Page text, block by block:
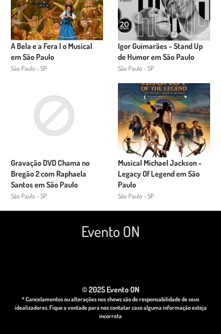
A Bela e a Fera | o Musical
em São Paulo
São Paulo - SP
Igor Guimarães - Stand Up
de Humor em São Paulo
São Paulo - SP
Gravação DVD Chama no
Bregão 2 com Raphaela
Santos em São Paulo
São Paulo - SP
Musical Michael Jackson -
Legacy Of Legend em São
Paulo
São Paulo - SP
Evento ON
© 2025 Evento ON
* Cancelamentos ou alterações nos shows são de responsabilidade de seus
idealizadores. Fique a vontade para nos contatar caso alguma informação esteja
incorreta